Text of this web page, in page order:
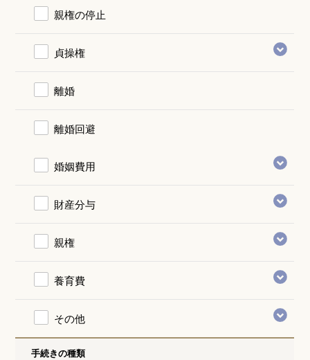
親権の停止
貞操権
離婚
離婚回避
婚姻費用
財産分与
親権
養育費
その他
手続きの種類